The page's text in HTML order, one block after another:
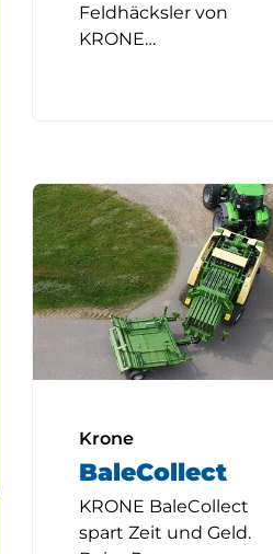
Feldhäcksler von
KRONE…
Krone
BaleCollect
KRONE BaleCollect
spart Zeit und Geld.